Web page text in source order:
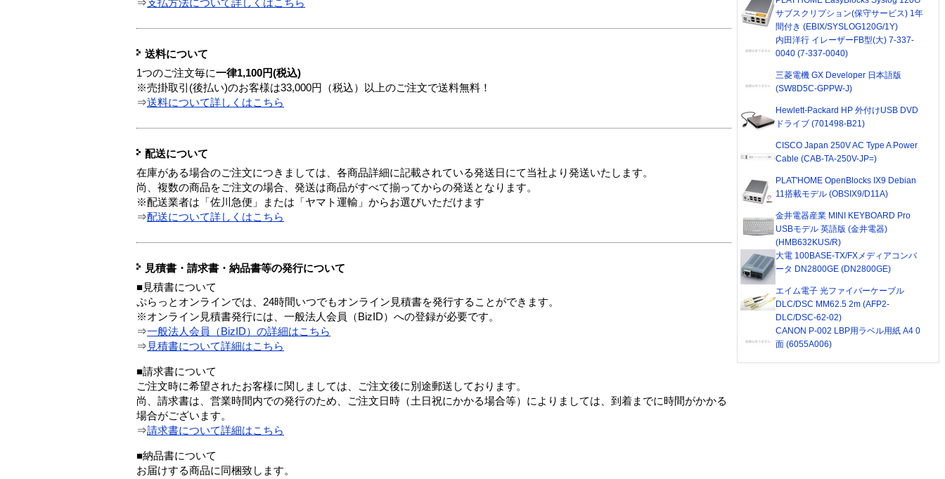
⇒支払方法について詳しくはこちら
送料について
1つのご注文毎に一律1,100円(税込)
※売掛取引(後払い)のお客様は33,000円（税込）以上のご注文で送料無料！
⇒送料について詳しくはこちら
配送について
在庫がある場合のご注文につきましては、各商品詳細に記載されている発送日にて当社より発送いたします。
尚、複数の商品をご注文の場合、発送は商品がすべて揃ってからの発送となります。
※配送業者は「佐川急便」または「ヤマト運輸」からお選びいただけます
⇒配送について詳しくはこちら
見積書・請求書・納品書等の発行について
■見積書について
ぷらっとオンラインでは、24時間いつでもオンライン見積書を発行することができます。
※オンライン見積書発行には、一般法人会員（BizID）への登録が必要です。
⇒一般法人会員（BizID）の詳細はこちら
⇒ 見積書について詳細はこちら
■請求書について
ご注文時に希望されたお客様に関しましては、ご注文後に別途郵送しております。
尚、請求書は、営業時間内での発行のため、ご注文日時（土日祝にかかる場合等）によりましては、到着までに時間がかかる
場合がございます。
⇒請求書について詳細はこちら
■納品書について
お届けする商品に同梱致します。
サブスクリプション(保守サービス) 1年
間付き (EBIX/SYSLOG120G/1Y)
内田洋行 イレーザーFB型(大) 7-337-
0040 (7-337-0040)
三菱電機 GX Developer 日本語版
(SW8D5C-GPPW-J)
Hewlett-Packard HP 外付けUSB DVD
ドライブ (701498-B21)
CISCO Japan 250V AC Type A Power
Cable (CAB-TA-250V-JP=)
PLAT'HOME OpenBlocks IX9 Debian
11搭載モデル (OBSIX9/D11A)
金井電器産業 MINI KEYBOARD Pro
USBモデル 英語版 (金井電器)
(HMB632KUS/R)
大電 100BASE-TX/FXメディアコンバ
ータ DN2800GE (DN2800GE)
エイム電子 光ファイバーケーブル
DLC/DSC MM62.5 2m (AFP2-
DLC/DSC-62-02)
CANON P-002 LBP用ラベル用紙 A4 0
面 (6055A006)